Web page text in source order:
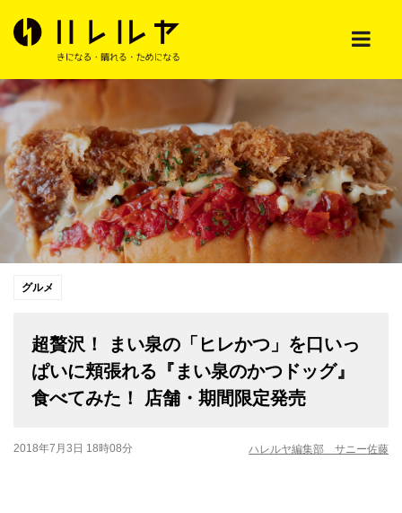
グルメ
超贅沢！ まい泉の「ヒレかつ」を口いっ
ぱいに頬張れる『まい泉のかつドッグ』
食べてみた！ 店舗・期間限定発売
2018年7月3日 18時08分 ハレルヤ編集部 サニー佐藤